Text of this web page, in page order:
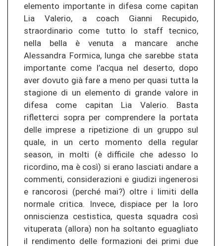
elemento importante in difesa come capitan
Lia Valerio, a coach Gianni Recupido,
straordinario come tutto lo staff tecnico,
nella bella è venuta a mancare anche
Alessandra Formica, lunga che sarebbe stata
importante come l’acqua nel deserto, dopo
aver dovuto già fare a meno per quasi tutta la
stagione di un elemento di grande valore in
difesa come capitan Lia Valerio. Basta
rifletterci sopra per comprendere la portata
delle imprese a ripetizione di un gruppo sul
quale, in un certo momento della regular
season, in molti (è difficile che adesso lo
ricordino, ma è così) si erano lasciati andare a
commenti, considerazioni e giudizi ingenerosi
e rancorosi (perché mai?) oltre i limiti della
normale critica. Invece, dispiace per la loro
onniscienza cestistica, questa squadra così
vituperata (allora) non ha soltanto eguagliato
il rendimento delle formazioni dei primi due